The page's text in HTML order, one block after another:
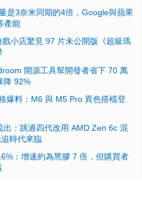
是3奈米同期的4倍，Google與蘋果
產能
小店驚見 97 片未公開版《超級瑪
開源工具幫開發者省下 70 萬
降 92%
爆料：M6 與 M5 Pro 異色搭檔登
：跳過四代改用 AMD Zen 6c 混
時代來臨
：增速約為黑膠 7 倍，但購買者